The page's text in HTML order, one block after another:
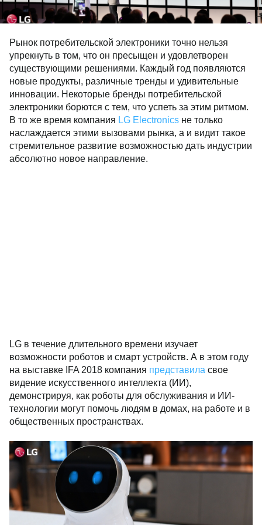
Рынок потребительской электроники точно нельзя
упрекнуть в том, что он пресыщен и удовлетворен
существующими решениями. Каждый год появляются
новые продукты, различные тренды и удивительные
инновации. Некоторые бренды потребительской
электроники борются с тем, что успеть за этим ритмом.
В то же время компания LG Electronics не только
наслаждается этими вызовами рынка, а и видит такое
стремительное развитие возможностью дать индустрии
абсолютно новое направление.
LG в течение длительного времени изучает
возможности роботов и смарт устройств. А в этом году
на выставке IFA 2018 компания представила свое
видение искусственного интеллекта (ИИ),
демонстрируя, как роботы для обслуживания и ИИ-
технологии могут помочь людям в домах, на работе и в
общественных пространствах.